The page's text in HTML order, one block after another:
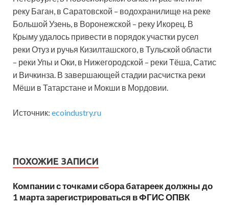
реку Баган, в Саратовской – водохранилище на реке
Большой Узень, в Воронежской – реку Икорец. В
Крыму удалось привести в порядок участки русел
реки Отуз и ручья Кизилташского, в Тульской области
– реки Упы и Оки, в Нижегородской – реки Тёша, Сатис
и Вичкинза. В завершающей стадии расчистка реки
Мёши в Татарстане и Мокши в Мордовии.
Источник: ecoindustry.ru
ПОХОЖИЕ ЗАПИСИ
Компании с точками сбора батареек должны до
1 марта зарегистрироваться в ФГИС ОПВК